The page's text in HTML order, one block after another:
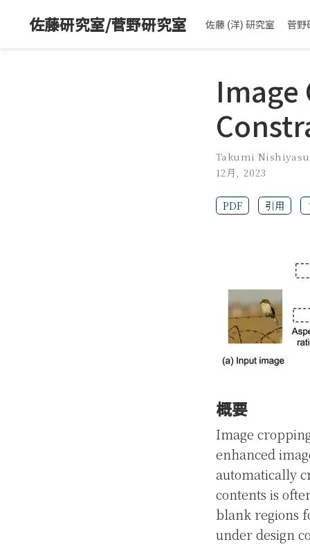
佐藤研究室/菅野研究室 佐藤 (洋) 研究室 菅野
Takumi Nishiyasu
12月, 2023
PDF 引用
概要
Image
enhanced
automatically
contents is
blank regions
under design